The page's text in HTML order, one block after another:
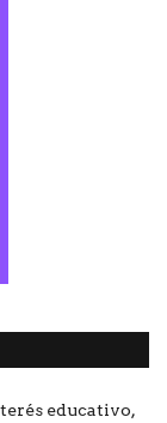
educativo,